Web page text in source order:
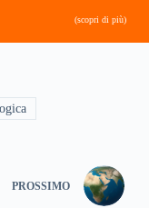
(scopri di più)
PROSSIMO